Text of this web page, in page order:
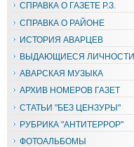
СПРАВКА О ГАЗЕТЕ Р.З.
СПРАВКА О РАЙОНЕ
ИСТОРИЯ АВАРЦЕВ
ВЫДАЮЩИЕСЯ ЛИЧНОСТИ
АВАРСКАЯ МУЗЫКА
АРХИВ НОМЕРОВ ГАЗЕТ
СТАТЬИ "БЕЗ ЦЕНЗУРЫ"
РУБРИКА "АНТИТЕРРОР"
ФОТОАЛЬБОМЫ